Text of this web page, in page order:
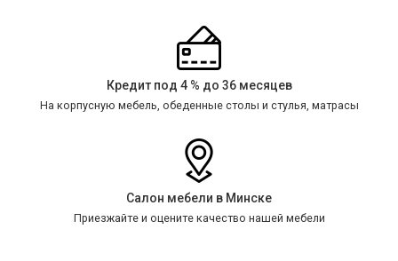
Кредит под 4 % до 36 месяцев
На корпусную мебель, обеденные столы и стулья, матрасы
Салон мебели в Минске
Приезжайте и оцените качество нашей мебели